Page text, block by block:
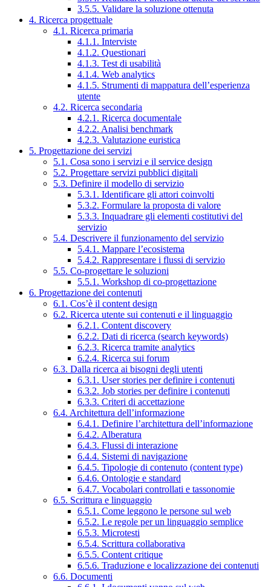
3.5.5. Validare la soluzione ottenuta
4. Ricerca progettuale
4.1. Ricerca primaria
4.1.1. Interviste
4.1.2. Questionari
4.1.3. Test di usabilità
4.1.4. Web analytics
4.1.5. Strumenti di mappatura dell’esperienza
utente
4.2. Ricerca secondaria
4.2.1. Ricerca documentale
4.2.2. Analisi benchmark
4.2.3. Valutazione euristica
5. Progettazione dei servizi
5.1. Cosa sono i servizi e il service design
5.2. Progettare servizi pubblici digitali
5.3. Definire il modello di servizio
5.3.1. Identificare gli attori coinvolti
5.3.2. Formulare la proposta di valore
5.3.3. Inquadrare gli elementi costitutivi del
servizio
5.4. Descrivere il funzionamento del servizio
5.4.1. Mappare l’ecosistema
5.4.2. Rappresentare i flussi di servizio
5.5. Co-progettare le soluzioni
5.5.1. Workshop di co-progettazione
6. Progettazione dei contenuti
6.1. Cos’è il content design
6.2. Ricerca utente sui contenuti e il linguaggio
6.2.1. Content discovery
6.2.2. Dati di ricerca (search keywords)
6.2.3. Ricerca tramite analytics
6.2.4. Ricerca sui forum
6.3. Dalla ricerca ai bisogni degli utenti
6.3.1. User stories per definire i contenuti
6.3.2. Job stories per definire i contenuti
6.3.3. Criteri di accettazione
6.4. Architettura dell’informazione
6.4.1. Definire l’architettura dell’informazione
6.4.2. Alberatura
6.4.3. Flussi di interazione
6.4.4. Sistemi di navigazione
6.4.5. Tipologie di contenuto (content type)
6.4.6. Ontologie e standard
6.4.7. Vocabolari controllati e tassonomie
6.5. Scrittura e linguaggio
6.5.1. Come leggono le persone sul web
6.5.2. Le regole per un linguaggio semplice
6.5.3. Microtesti
6.5.4. Scrittura collaborativa
6.5.5. Content critique
6.5.6. Traduzione e localizzazione dei contenuti
6.6. Documenti